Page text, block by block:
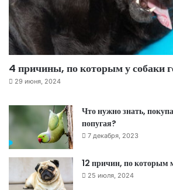
4 причины, по которым у собаки
29 июня, 2024
Что нужно знать,
попугая?
7 декабря, 2023
12 причин, по которым
25 июля, 2024